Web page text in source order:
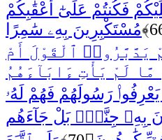
فَكُنتُمْ عَلَىٰٓ أَعْقَٰبِكُمْ
مُسْتَكْبِرِينَ بِهِۦ سَٰمِرًا
يَدَّبَّرُوا۟ ٱلْقَوْلَ أَمْ
مَّا لَمْ يَأْتِ ءَابَآءَهُمُ
يَعْرِفُوا۟ رَسُولَهُمْ فَهُمْ لَهُۥ
بِهِۦ جِنَّةٌۢ بَلْ جَآءَهُم